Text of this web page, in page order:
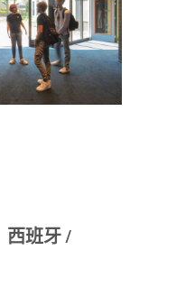
西班牙 /